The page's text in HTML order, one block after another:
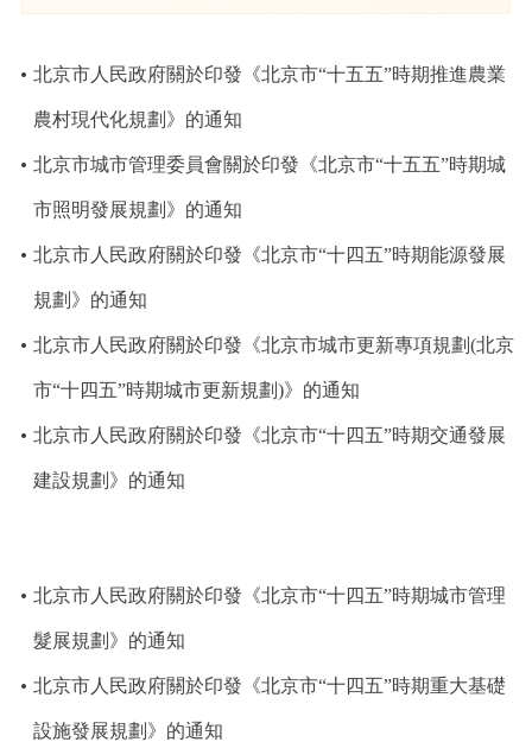
決策公開 專題公開
政務服務
個人服務 法人服務
便民服務 利企服務
政民互動
12345網上接訴即辦 我要諮詢
北京概況 十六區概覽 人文北京
綠色北京
北京市人民政府關於印發《北京市“十五五”時期推進農業
農村現代化規劃》的通知
北京市城市管理委員會關於印發《北京市“十五五”時期城
市照明發展規劃》的通知
北京市人民政府關於印發《北京市“十四五”時期能源發展
規劃》的通知
北京市人民政府關於印發《北京市城市更新專項規劃(北京
市“十四五”時期城市更新規劃)》的通知
北京市人民政府關於印發《北京市“十四五”時期交通發展
建設規劃》的通知
北京市人民政府關於印發《北京市“十四五”時期城市管理
髮展規劃》的通知
北京市人民政府關於印發《北京市“十四五”時期重大基礎
設施發展規劃》的通知